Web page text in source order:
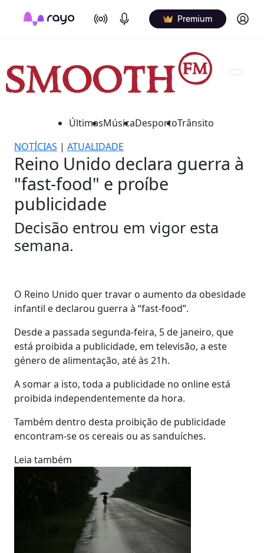
On Air Podcasts Premium Log in
ÚltimasMúsicaDesportoTrânsito
NOTÍCIAS | ATUALIDADE
Reino Unido declara guerra à
"fast-food" e proíbe
publicidade
Decisão entrou em vigor esta
semana.
O Reino Unido quer travar o aumento da obesidade
infantil e declarou guerra à “fast-food”.
Desde a passada segunda-feira, 5 de janeiro, que
está proibida a publicidade, em televisão, a este
género de alimentação, até às 21h.
A somar a isto, toda a publicidade no online está
proibida independentemente da hora.
Também dentro desta proibição de publicidade
encontram-se os cereais ou as sanduíches.
Leia também